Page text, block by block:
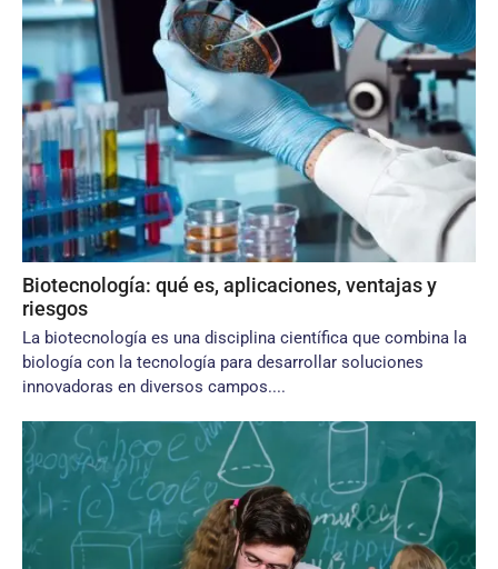
Biotecnología: qué es, aplicaciones, ventajas y
riesgos
La biotecnología es una disciplina científica que combina la
biología con la tecnología para desarrollar soluciones
innovadoras en diversos campos....